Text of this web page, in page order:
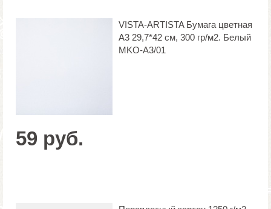
VISTA-ARTISTA Бумага цветная
А3 29,7*42 см, 300 гр/м2. Белый
MKO-A3/01
59 руб.